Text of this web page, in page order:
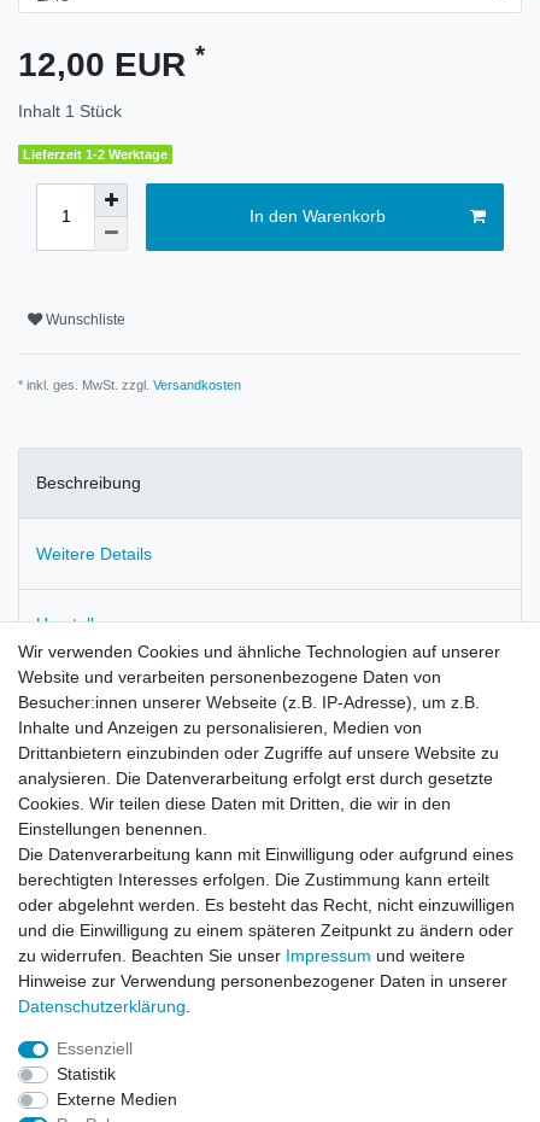
12,00 EUR *
Inhalt 1 Stück
Lieferzeit 1-2 Werktage
In den Warenkorb
Wunschliste
* inkl. ges. MwSt. zzgl. Versandkosten
Beschreibung
Weitere Details
Hersteller
Angenehme Trageeigenschaften für viele Sportarten
zb.Tennis, Jogging, Walking, Fitness usw.
Kurzarm T-Shirt mit V- Ausschnitt und bequemem leicht
tailliertem Schnitt.
Gesticktes Reebok-Logo auf der Brust.
Gedrucktes Logo hinten im Nackenbereich.
Sehr hochwertige Verarbeitung durch paspelierte
Abschlußkanten.
Material: 100% Baumwolle
Versandinformationen
Wir verwenden Cookies und ähnliche Technologien auf unserer
Website und verarbeiten personenbezogene Daten von
Besucher:innen unserer Webseite (z.B. IP-Adresse), um z.B.
Inhalte und Anzeigen zu personalisieren, Medien von
Drittanbietern einzubinden oder Zugriffe auf unsere Website zu
analysieren. Die Datenverarbeitung erfolgt erst durch gesetzte
Cookies. Wir teilen diese Daten mit Dritten, die wir in den
Einstellungen benennen.
Die Datenverarbeitung kann mit Einwilligung oder aufgrund eines
berechtigten Interesses erfolgen. Die Zustimmung kann erteilt
oder abgelehnt werden. Es besteht das Recht, nicht einzuwilligen
und die Einwilligung zu einem späteren Zeitpunkt zu ändern oder
zu widerrufen. Beachten Sie unser Impressum und weitere
Hinweise zur Verwendung personenbezogener Daten in unserer
Daten­schutz­erklärung
Essenziell
Statistik
Externe Medien